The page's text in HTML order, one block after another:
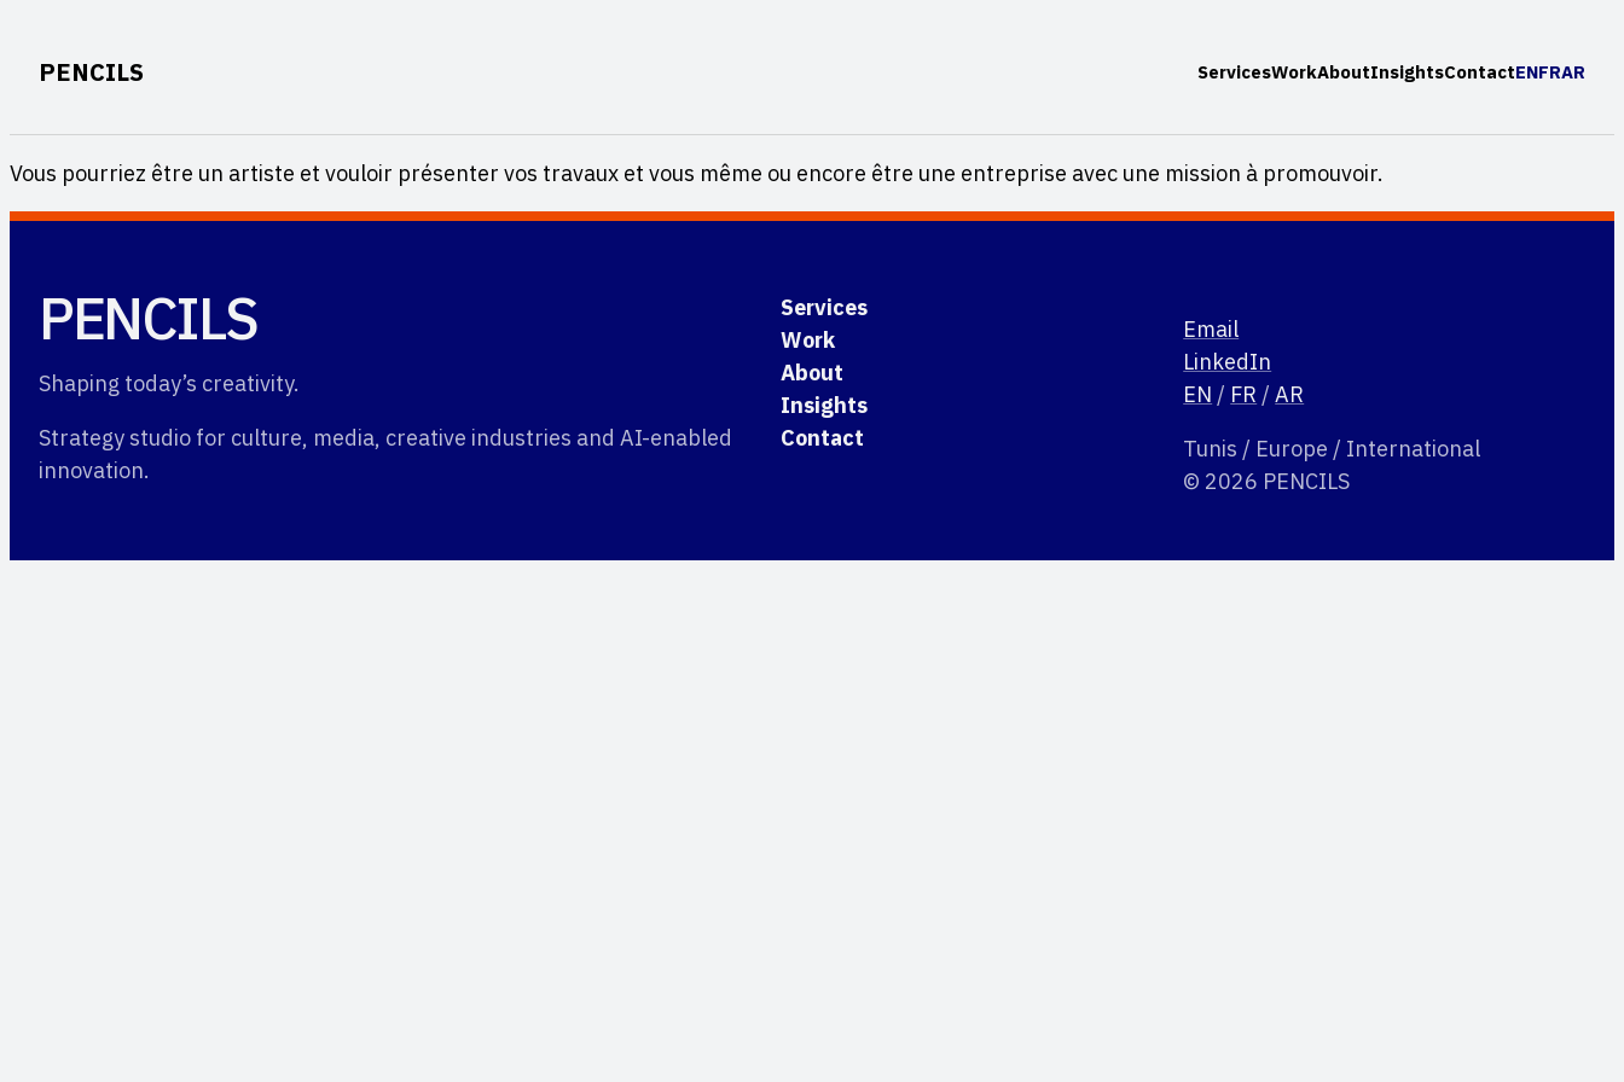
content
PENCILS ServicesWorkAboutInsightsContactENFRAR
Vous pourriez être un artiste et vouloir présenter vos travaux et vous même ou encore être une entreprise avec une mission à promouvoir.
PENCILS
Shaping today’s creativity.
Strategy studio for culture, media, creative industries and AI-enabled
innovation.
Services
Work
About
Insights
Contact
Email
LinkedIn
EN / FR /AR
Tunis / Europe / International
© 2026 PENCILS